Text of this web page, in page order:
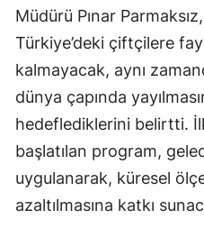
Müdürü Pınar
Türkiye’deki çiftçilere
kalmayacak, aynı
dünya çapında
hedeflediklerini belirtti.
başlatılan program,
uygulanarak, küresel
azaltılmasına katkı